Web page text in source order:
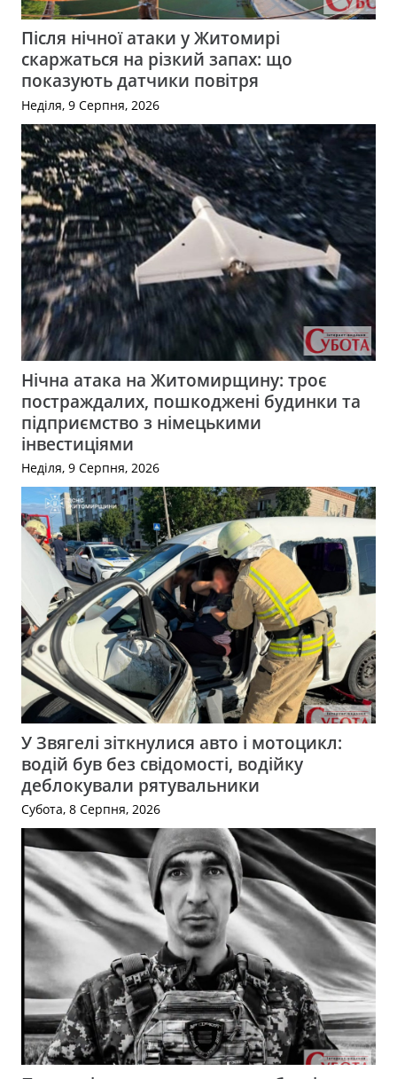
Після нічної атаки у Житомирі
скаржаться на різкий запах: що
показують датчики повітря
Неділя, 9 Серпня, 2026
Нічна атака на Житомирщину: троє
постраждалих, пошкоджені будинки та
підприємство з німецькими
інвестиціями
Неділя, 9 Серпня, 2026
У Звягелі зіткнулися авто і мотоцикл:
водій був без свідомості, водійку
деблокували рятувальники
Субота, 8 Серпня, 2026